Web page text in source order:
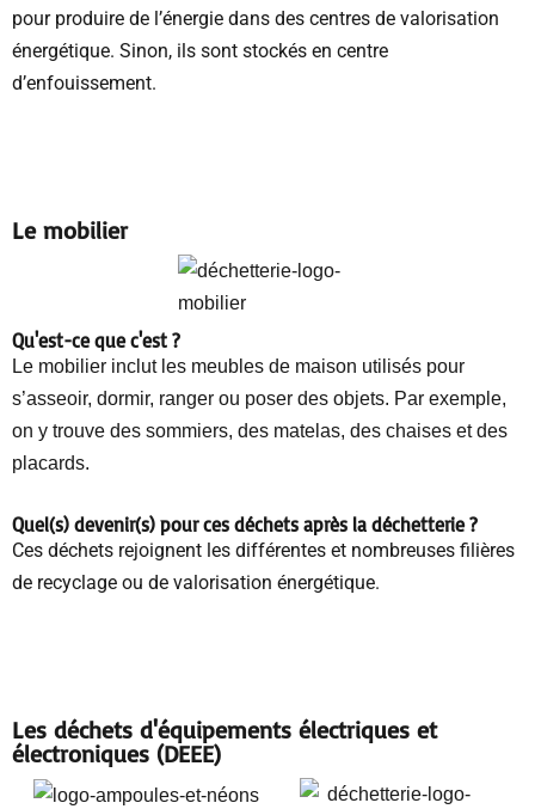
pour produire de l’énergie dans des centres de valorisation
énergétique. Sinon, ils sont stockés en centre
d’enfouissement.
Le mobilier
Qu'est-ce que c'est ?
Le mobilier inclut les meubles de maison utilisés pour
s’asseoir, dormir, ranger ou poser des objets. Par exemple,
on y trouve des sommiers, des matelas, des chaises et des
placards.
Quel(s) devenir(s) pour ces déchets après la déchetterie?
Ces déchets rejoignent les différentes et nombreuses filières
de recyclage ou de valorisation énergétique.
Les déchets d'équipements électriques et
électroniques (DEEE)